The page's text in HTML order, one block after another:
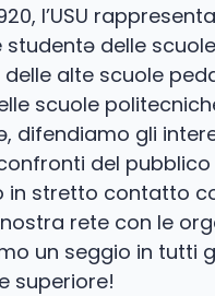
l’USU
studentə delle
alte scuole
scuole
difendiamo gli
del pubblico
in stretto contatto
rete con le
un seggio in tutti
superiore!